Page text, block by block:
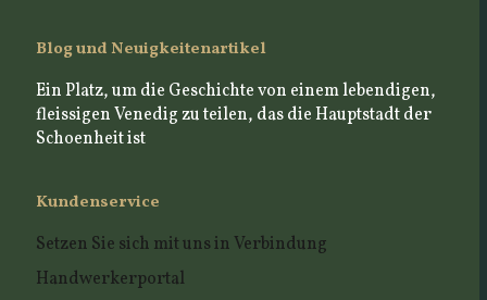
Blog und Neuigkeitenartikel
Ein Platz, um die Geschichte von einem lebendigen,
fleissigen Venedig zu teilen, das die Hauptstadt der
Schoenheit ist
Kundenservice
Setzen Sie sich mit uns in Verbindung
Handwerkerportal